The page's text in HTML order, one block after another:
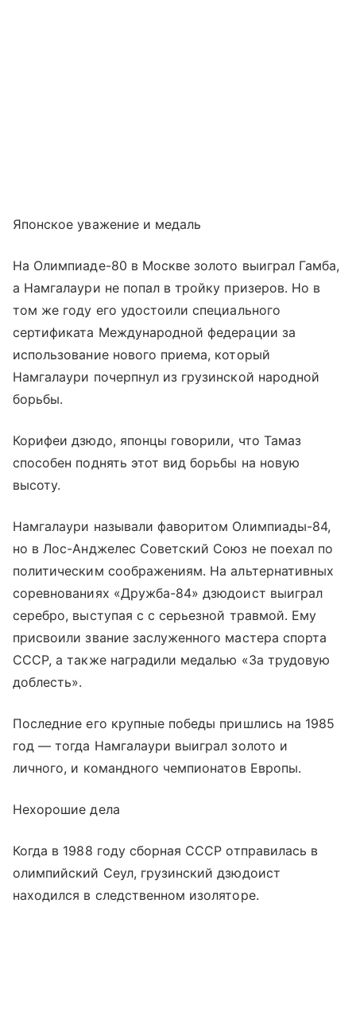
Японское уважение и медаль
На Олимпиаде-80 в Москве золото выиграл Гамба,
а Намгалаури не попал в тройку призеров. Но в
том же году его удостоили специального
сертификата Международной федерации за
использование нового приема, который
Намгалаури почерпнул из грузинской народной
борьбы.
Корифеи дзюдо, японцы говорили, что Тамаз
способен поднять этот вид борьбы на новую
высоту.
Намгалаури называли фаворитом Олимпиады-84,
но в Лос-Анджелес Советский Союз не поехал по
политическим соображениям. На альтернативных
соревнованиях «Дружба-84» дзюдоист выиграл
серебро, выступая с с серьезной травмой. Ему
присвоили звание заслуженного мастера спорта
СССР, а также наградили медалью «За трудовую
доблесть».
Последние его крупные победы пришлись на 1985
год — тогда Намгалаури выиграл золото и
личного, и командного чемпионатов Европы.
Нехорошие дела
Когда в 1988 году сборная СССР отправилась в
олимпийский Сеул, грузинский дзюдоист
находился в следственном изоляторе.